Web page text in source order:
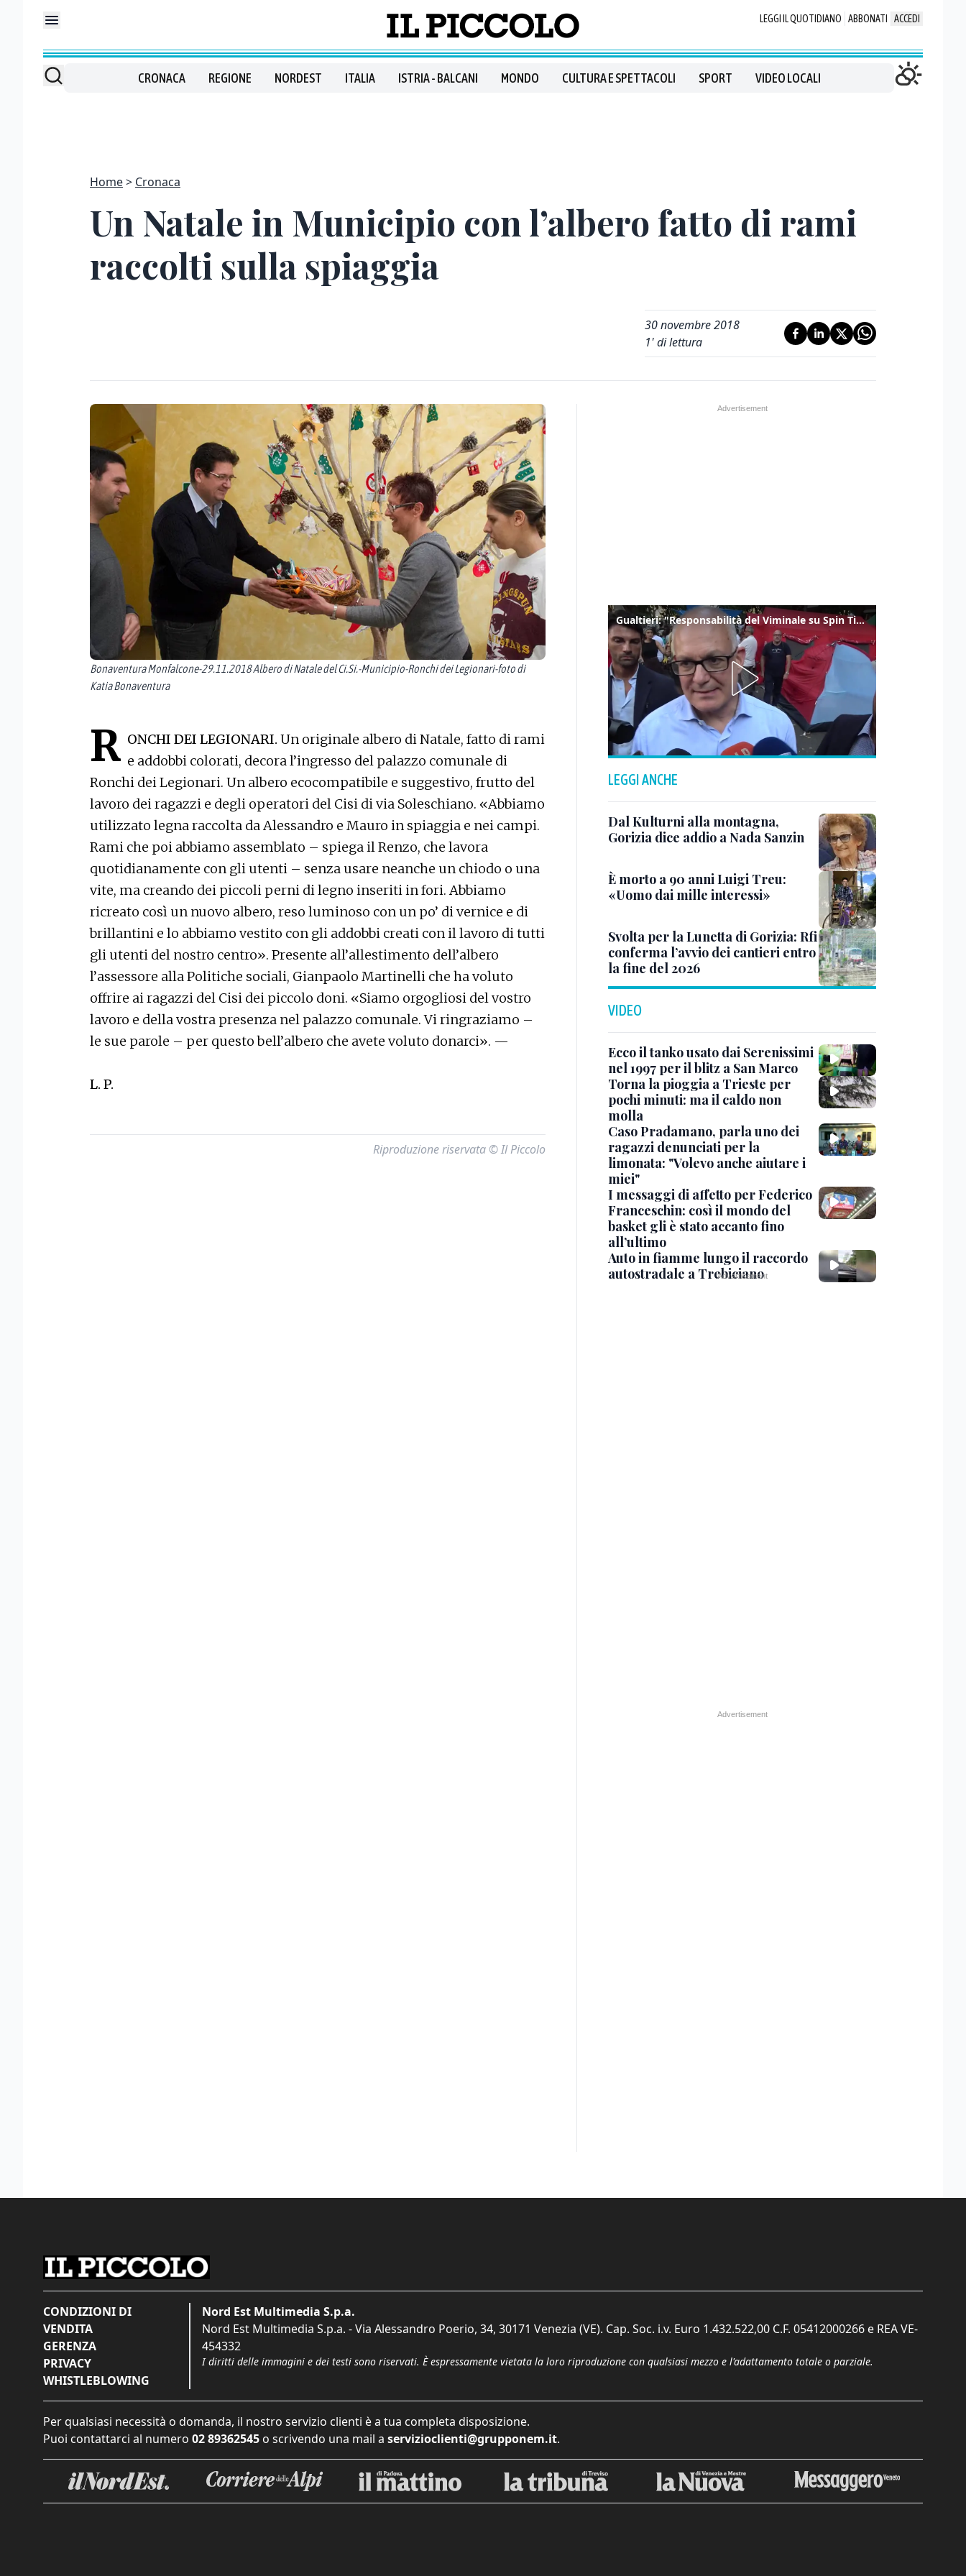
LEGGI IL QUOTIDIANO ABBONATI ACCEDI
CRONACA REGIONE NORDEST ITALIA ISTRIA - BALCANI MONDO CULTURA E SPETTACOLI SPORT VIDEO LOCALI
Home Cronaca
Un Natale in Municipio con l’albero fatto di rami
raccolti sulla spiaggia
30 novembre 2018
1' di lettura
Bonaventura Monfalcone-29.11.2018 Albero di Natale del Ci.Si.-Municipio-Ronchi dei Legionari-foto di
Katia Bonaventura
R ONCHI DEI LEGIONARI. Un originale albero di Natale, fatto di rami
e addobbi colorati, decora l’ingresso del palazzo comunale di
Ronchi dei Legionari. Un albero ecocompatibile e suggestivo, frutto del
lavoro dei ragazzi e degli operatori del Cisi di via Soleschiano. «Abbiamo
utilizzato legna raccolta da Alessandro e Mauro in spiaggia e nei campi.
Rami che poi abbiamo assemblato – spiega il Renzo, che lavora
quotidianamente con gli utenti – senza usare neanche un chiodo o una
vite, ma creando dei piccoli perni di legno inseriti in fori. Abbiamo
ricreato così un nuovo albero, reso luminoso con un po’ di vernice e di
brillantini e lo abbiamo vestito con gli addobbi creati con il lavoro di tutti
gli utenti del nostro centro». Presente all’allestimento dell’albero
l’assessore alla Politiche sociali, Gianpaolo Martinelli che ha voluto
offrire ai ragazzi del Cisi dei piccolo doni. «Siamo orgogliosi del vostro
lavoro e della vostra presenza nel palazzo comunale. Vi ringraziamo –
le sue parole – per questo bell’albero che avete voluto donarci». —
L. P.
Riproduzione riservata © Il Piccolo
Gualtieri: "Responsabilità del Viminale su Spin Time? La posizione dei partiti è nota"
LEGGI ANCHE
Dal Kulturni alla montagna,
Gorizia dice addio a Nada Sanzin
È morto a 90 anni Luigi Treu:
«Uomo dai mille interessi»
Svolta per la Lunetta di Gorizia: Rfi
conferma l’avvio dei cantieri entro
la fine del 2026
VIDEO
Ecco il tanko usato dai Serenissimi
nel 1997 per il blitz a San Marco
Torna la pioggia a Trieste per
pochi minuti: ma il caldo non
molla
Caso Pradamano, parla uno dei
ragazzi denunciati per la
limonata: "Volevo anche aiutare i
miei"
I messaggi di affetto per Federico
Franceschin: così il mondo del
basket gli è stato accanto fino
all’ultimo
Auto in fiamme lungo il raccordo
autostradale a Trebiciano
CONDIZIONI DI
VENDITA
GERENZA
PRIVACY
WHISTLEBLOWING
Nord Est Multimedia S.p.a.
Nord Est Multimedia S.p.a. - Via Alessandro Poerio, 34, 30171 Venezia (VE). Cap. Soc. i.v. Euro 1.432.522,00 C.F. 05412000266 e REA VE-
454332
I diritti delle immagini e dei testi sono riservati. È espressamente vietata la loro riproduzione con qualsiasi mezzo e l'adattamento totale o parziale.
Per qualsiasi necessità o domanda, il nostro servizio clienti è a tua completa disposizione.
Puoi contattarci al numero 02 89362545 o scrivendo una mail a servizioclienti@grupponem.it.